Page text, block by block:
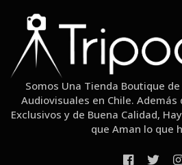
Somos Una Tienda Boutique
Audiovisuales en Chile.
Exclusivos y de Buena Calidad,
que Aman lo que